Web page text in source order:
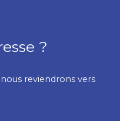
?
reviendrons vers